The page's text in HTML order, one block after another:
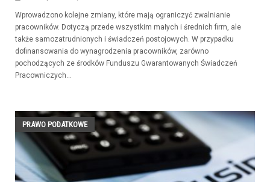
Wprowadzono kolejne zmiany, które mają ograniczyć zwalnianie
pracowników. Dotyczą przede wszystkim małych i średnich firm, ale
także samozatrudnionych i świadczeń postojowych. W przypadku
dofinansowania do wynagrodzenia pracowników, zarówno
pochodzących ze środków Funduszu Gwarantowanych Świadczeń
Pracowniczych...
PRAWO PODATKOWE